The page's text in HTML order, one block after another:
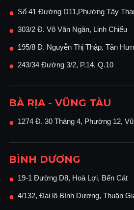
● Số 41 Đường D11,Phường Tây
● 303/2 Đ. Võ Văn Ngân, Linh Chiểu
● 195/8 Đ. Nguyễn Thị Thập, Tân
● 243/34 Đường 3/2, P.14, Q.10
BÀ RỊA - VŨNG TÀU
● 1274 Đ. 30 Tháng 4, Phường 12,
BÌNH DƯƠNG
● 19-1 Đường D8, Hoà Lợi, Bến Cát
● 4/132, Đại lộ Bình Dương, Thuận